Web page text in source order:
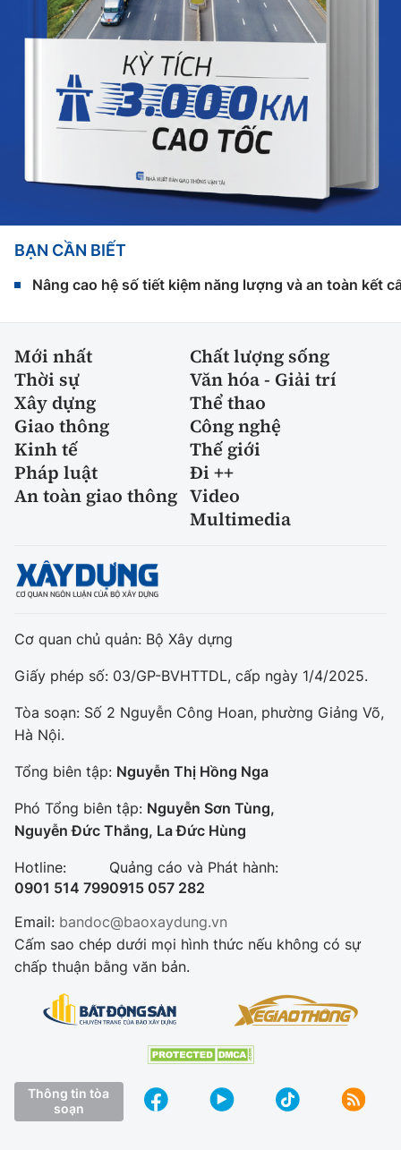
BẠN CẦN BIẾT
Nâng cao hệ số tiết kiệm năng lượng và an toàn kết
Mới nhất
Chất lượng sống
Thời sự
Văn hóa - Giải trí
Xây dựng
Thể thao
Giao thông
Công nghệ
Kinh tế
Thế giới
Pháp luật
Đi ++
An toàn giao thông Video
Multimedia
Cơ quan chủ quản: Bộ Xây dựng
Giấy phép số: 03/GP-BVHTTDL, cấp ngày 1/4/2025.
Tòa soạn: Số 2 Nguyễn Công Hoan, phường Giảng Võ,
Hà Nội.
Tổng biên tập: Nguyễn Thị Hồng Nga
Phó Tổng biên tập: Nguyễn Sơn Tùng,
Nguyễn Đức Thắng, La Đức Hùng
Hotline:
0901 514 799
Quảng cáo và Phát hành:
0915 057 282
Email: bandoc@baoxaydung.vn
Cấm sao chép dưới mọi hình thức nếu không có sự
chấp thuận bằng văn bản.
Thông tin tòa
soạn